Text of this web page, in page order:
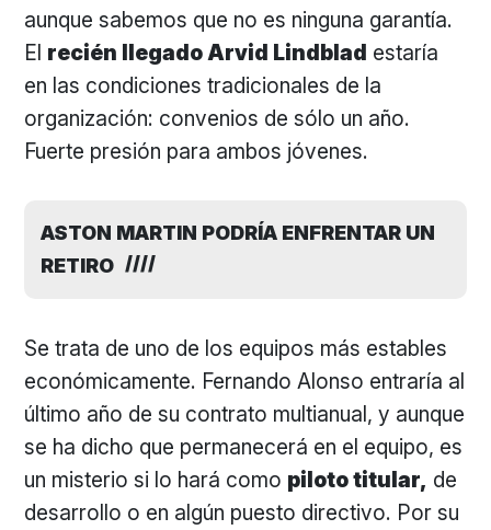
aunque sabemos que no es ninguna garantía.
El recién llegado Arvid Lindblad estaría
en las condiciones tradicionales de la
organización: convenios de sólo un año.
Fuerte presión para ambos jóvenes.
ASTON MARTIN PODRÍA ENFRENTAR UN
RETIRO
Se trata de uno de los equipos más estables
económicamente. Fernando Alonso entraría al
último año de su contrato multianual, y aunque
se ha dicho que permanecerá en el equipo, es
un misterio si lo hará como piloto titular, de
desarrollo o en algún puesto directivo. Por su